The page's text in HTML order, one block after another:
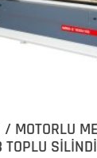
MOTORLU